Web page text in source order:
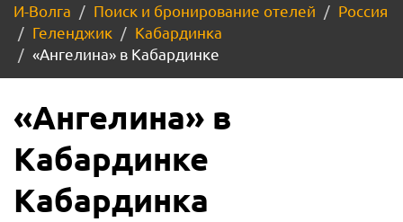
И-Волга Поиск и бронирование отелей
Россия
Геленджик
Кабардинка
«Ангелина» в Кабардинке
«Ангелина» в
Кабардинке
Кабардинка